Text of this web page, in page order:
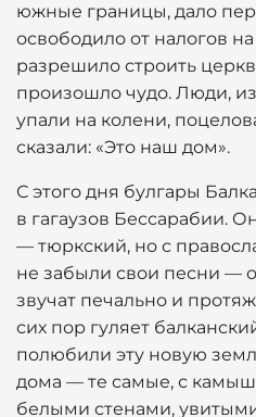
южные границы, дало
освободило от налогов
разрешило строить
произошло чудо. Люди,
упали на колени,
сказали: «Это наш дом».
С этого дня булгары
в гагаузов Бессарабии.
— тюркский, но с
не забыли свои песни —
звучат печально и
сих пор гуляет
полюбили эту новую
дома — те самые, с
белыми стенами,